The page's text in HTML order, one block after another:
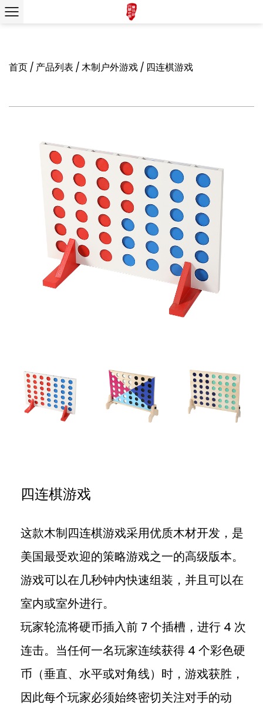
首页/ 产品列表 /木制户外游戏/ 四连棋游戏
四连棋游戏
这款木制四连棋游戏采用优质木材开发，是
美国最受欢迎的策略游戏之一的高级版本。
游戏可以在几秒钟内快速组装，并且可以在
室内或室外进行。
玩家轮流将硬币插入前 7 个插槽，进行 4 次
连击。当任何一名玩家连续获得 4 个彩色硬
币（垂直、水平或对角线）时，游戏获胜，
因此每个玩家必须始终密切关注对手的动